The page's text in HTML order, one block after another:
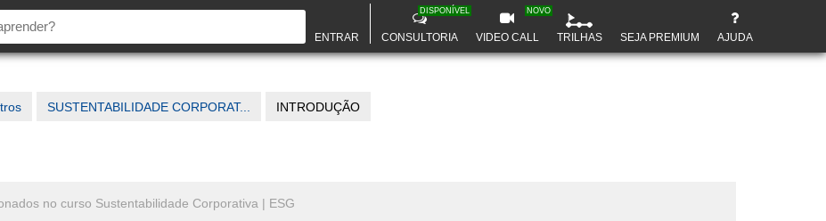
ENTRAR CONSULTORIA
DISPONÍVEL
VIDEO CALL
NOVO
TRILHAS SEJA PREMIUM AJUDA
SUSTENTABILIDADE CORPORAT... INTRODUÇÃO
no curso Sustentabilidade Corporativa | ESG